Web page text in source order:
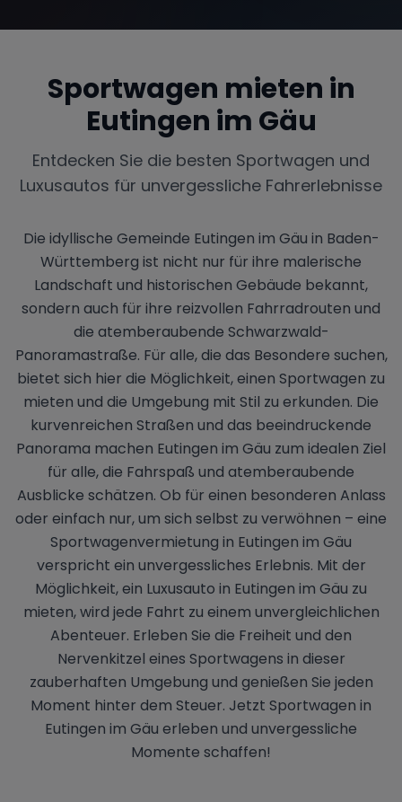
Sportwagen mieten in
Eutingen im Gäu
Entdecken Sie die besten Sportwagen und
Luxusautos für unvergessliche Fahrerlebnisse
Die idyllische Gemeinde Eutingen im Gäu in Baden-
Württemberg ist nicht nur für ihre malerische
Landschaft und historischen Gebäude bekannt,
sondern auch für ihre reizvollen Fahrradrouten und
die atemberaubende Schwarzwald-
Panoramastraße. Für alle, die das Besondere suchen,
bietet sich hier die Möglichkeit, einen Sportwagen zu
mieten und die Umgebung mit Stil zu erkunden. Die
kurvenreichen Straßen und das beeindruckende
Panorama machen Eutingen im Gäu zum idealen Ziel
für alle, die Fahrspaß und atemberaubende
Ausblicke schätzen. Ob für einen besonderen Anlass
oder einfach nur, um sich selbst zu verwöhnen – eine
Sportwagenvermietung in Eutingen im Gäu
verspricht ein unvergessliches Erlebnis. Mit der
Möglichkeit, ein Luxusauto in Eutingen im Gäu zu
mieten, wird jede Fahrt zu einem unvergleichlichen
Abenteuer. Erleben Sie die Freiheit und den
Nervenkitzel eines Sportwagens in dieser
zauberhaften Umgebung und genießen Sie jeden
Moment hinter dem Steuer. Jetzt Sportwagen in
Eutingen im Gäu erleben und unvergessliche
Momente schaffen!